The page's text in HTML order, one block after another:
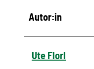
Autor:in
Ute Florl